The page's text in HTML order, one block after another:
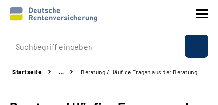
Prävention
Startseite … Beratung / Häufige Fragen aus der Beratung